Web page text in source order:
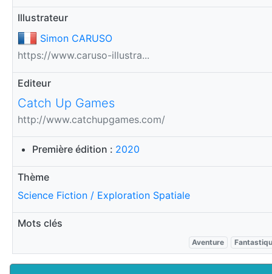
Illustrateur
Simon CARUSO
https://www.caruso-illustra...
Editeur
Catch Up Games
http://www.catchupgames.com/
Première édition : 2020
Thème
Science Fiction / Exploration Spatiale
Mots clés
Aventure